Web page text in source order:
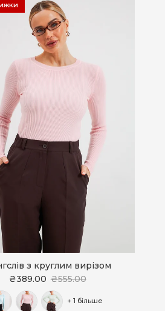
з круглим вирізом
₴389.00 ₴555.00
+ 1 більше